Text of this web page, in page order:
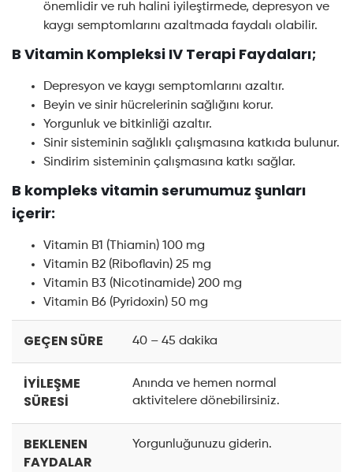
önemlidir ve ruh halini iyileştirmede, depresyon ve
kaygı semptomlarını azaltmada faydalı olabilir.
B Vitamin Kompleksi IV Terapi Faydaları;
Depresyon ve kaygı semptomlarını azaltır.
Beyin ve sinir hücrelerinin sağlığını korur.
Yorgunluk ve bitkinliği azaltır.
Sinir sisteminin sağlıklı çalışmasına katkıda bulunur.
Sindirim sisteminin çalışmasına katkı sağlar.
B kompleks vitamin serumumuz şunları
içerir:
Vitamin B1 (Thiamin) 100 mg
Vitamin B2 (Riboflavin) 25 mg
Vitamin B3 (Nicotinamide) 200 mg
Vitamin B6 (Pyridoxin) 50 mg
GEÇEN SÜRE 40 – 45 dakika
İYİLEŞME
SÜRESİ
Anında ve hemen normal
aktivitelere dönebilirsiniz.
BEKLENEN
FAYDALAR
Yorgunluğunuzu giderin.